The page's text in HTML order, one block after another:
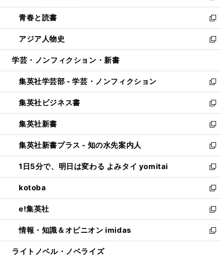
ウ
で
開
く
ン
ド
ウ
で
開
ウ
ィ
ン
ド
ウ
開
く
し
い
ウ
ィ
ン
ウ
で
開
く
青春と読書
新
し
い
ウ
ン
ド
ウ
で
開
く
アジア人物史
新
し
ウ
ィ
ン
ド
ウ
で
開
く
学芸・ノンフィクション・新書
集英社学芸部 - 学芸・ノンフィクション
新
し
い
ウ
ィ
ン
ド
ウ
で
開
く
集英社ビジネス書
新
し
い
ウ
ィ
ン
ド
ウ
で
開
く
集英社新書
新
し
い
ウ
ィ
ン
ド
ウ
で
開
く
集英社新書プラス - 知の水先案内人
新
し
い
ウ
ィ
ン
ド
ウ
で
開
1日5分で、明日は変わる よみタイ yomitai
新
し
い
ウ
ィ
ン
ド
ウ
kotoba
新
し
い
ウ
ィ
ン
e!集英社
新
し
い
ウ
情報・知識＆オピニオン imidas
新
し
ライトノベル・ノベライズ